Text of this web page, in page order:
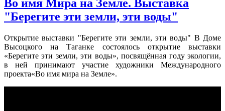
Во имя Мира на Земле. Выставка
"Берегите эти земли, эти воды"
Открытие выставки "Берегите эти земли, эти воды" В Доме
Высоцкого на Таганке состоялось открытие выставки
«Берегите эти земли, эти воды», посвящённая году экологии,
в ней принимают участие художники Международного
проекта«Во имя мира на Земле».